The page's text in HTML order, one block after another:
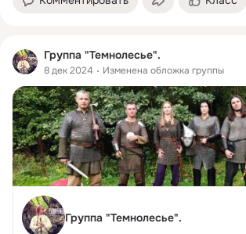
Группа "Темнолесье".
8 дек 2024 Изменена обложка группы
Группа "Темнолесье".